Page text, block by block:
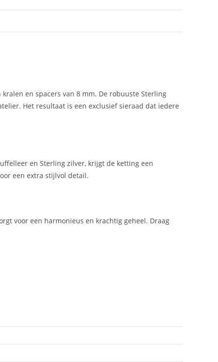
en spacers van 8 mm. De robuuste Sterling
Het resultaat is een exclusief sieraad dat iedere
en Sterling zilver, krijgt de ketting een
een extra stijlvol detail.
voor een harmonieus en krachtig geheel. Draag